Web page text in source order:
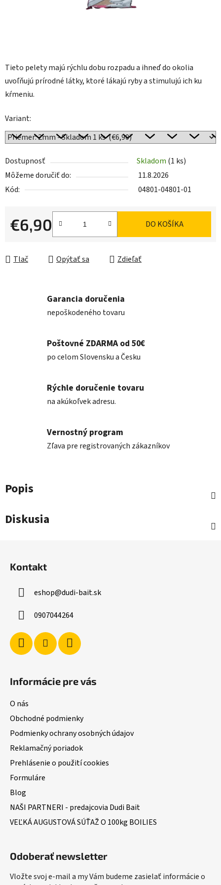
Tieto pelety majú rýchlu dobu rozpadu a ihneď do okolia
uvoľňujú prírodné látky, ktoré lákajú ryby a stimulujú ich ku
kŕmeniu.
Variant:
Dostupnosť Skladom (1 ks)
Môžeme doručiť do:
11.8.2026
Kód:
04801-04801-01
€6,90
Jednotková cena:
DO KOŠÍKA
Tlač Opýtať sa Zdieľať
Garancia doručenia
nepoškodeného tovaru
Poštovné ZDARMA od 50€
po celom Slovensku a Česku
Rýchle doručenie tovaru
na akúkoľvek adresu.
Vernostný program
Zľava pre registrovaných zákazníkov
Popis
Diskusia
Kontakt
eshop@dudi-bait.sk
0907044264
Informácie pre vás
O nás
Obchodné podmienky
Podmienky ochrany osobných údajov
Reklamačný poriadok
Prehlásenie o použití cookies
Formuláre
Blog
NAŠI PARTNERI - predajcovia Dudi Bait
VEĽKÁ AUGUSTOVÁ SÚŤAŽ O 100kg BOILIES
Odoberať newsletter
Vložte svoj e-mail a my Vám budeme zasielať informácie o